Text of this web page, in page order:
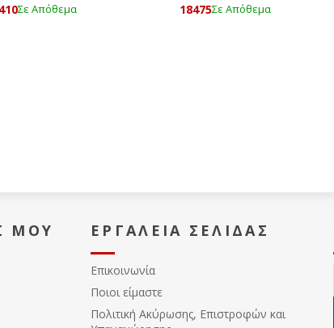
Σε Απόθεμα
18475Σε Απόθεμα
ΜΟΥ ΕΡΓΑΛΕΊΑ ΣΕΛΊΔΑΣ
Επικοινωνία
Ποιοι είμαστε
Πολιτική Ακύρωσης, Eπιστροφών και